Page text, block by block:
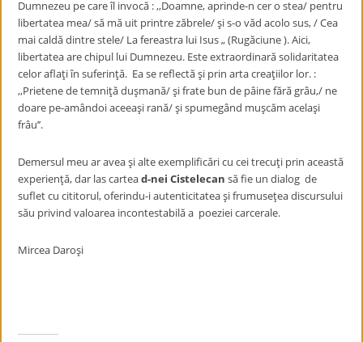
Dumnezeu pe care îl invocă : ,,Doamne, aprinde-n cer o stea/ pentru
libertatea mea/ să mă uit printre zăbrele/ şi s-o văd acolo sus, / Cea
mai caldă dintre stele/ La fereastra lui Isus „ (Rugăciune ). Aici,
libertatea are chipul lui Dumnezeu. Este extraordinară solidaritatea
celor aflaţi în suferinţă. Ea se reflectă şi prin arta creaţiilor lor. :
,,Prietene de temniţă duşmană/ şi frate bun de pâine fără grâu,/ ne
doare pe-amândoi aceeaşi rană/ şi spumegând muşcăm acelaşi
frâu’’.
Demersul meu ar avea şi alte exemplificări cu cei trecuţi prin această
experienţă, dar las cartead-nei Cistelecan să fie un dialog de
suflet cu cititorul, oferindu-i autenticitatea şi frumuseţea discursului
său privind valoarea incontestabilă a poeziei carcerale.
Mircea Daroşi